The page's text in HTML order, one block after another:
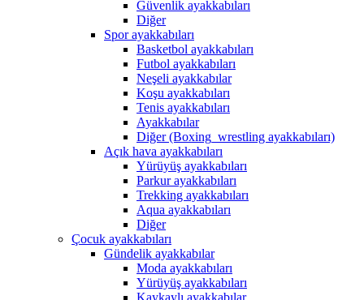
Güvenlik ayakkabıları
Diğer
Spor ayakkabıları
Basketbol ayakkabıları
Futbol ayakkabıları
Neşeli ayakkabılar
Koşu ayakkabıları
Tenis ayakkabıları
Ayakkabılar
Diğer (Boxing_wrestling ayakkabıları)
Açık hava ayakkabıları
Yürüyüş ayakkabıları
Parkur ayakkabıları
Trekking ayakkabıları
Aqua ayakkabıları
Diğer
Çocuk ayakkabıları
Gündelik ayakkabılar
Moda ayakkabıları
Yürüyüş ayakkabıları
Kaykaylı ayakkabılar